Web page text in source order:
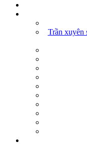
Trần xuyên